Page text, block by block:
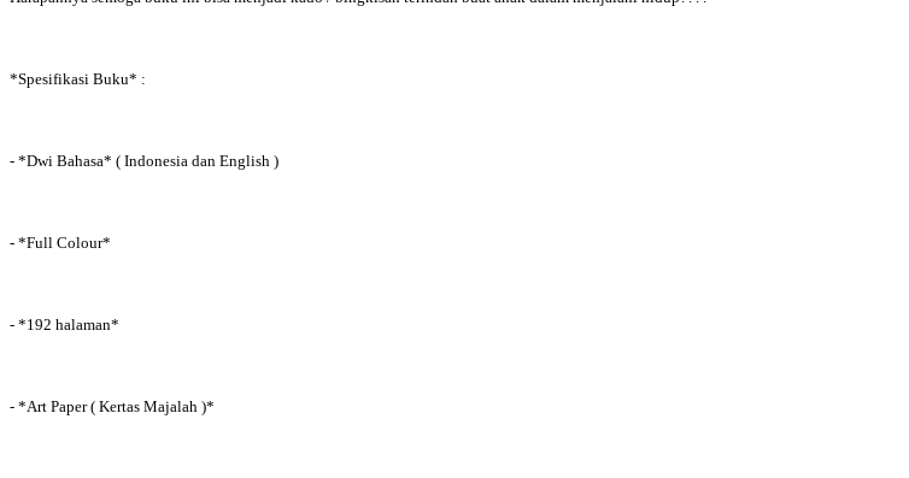
*Spesifikasi Buku* :
- *Dwi Bahasa* ( Indonesia dan English )
- *Full Colour*
- *192 halaman*
- *Art Paper ( Kertas Majalah )*